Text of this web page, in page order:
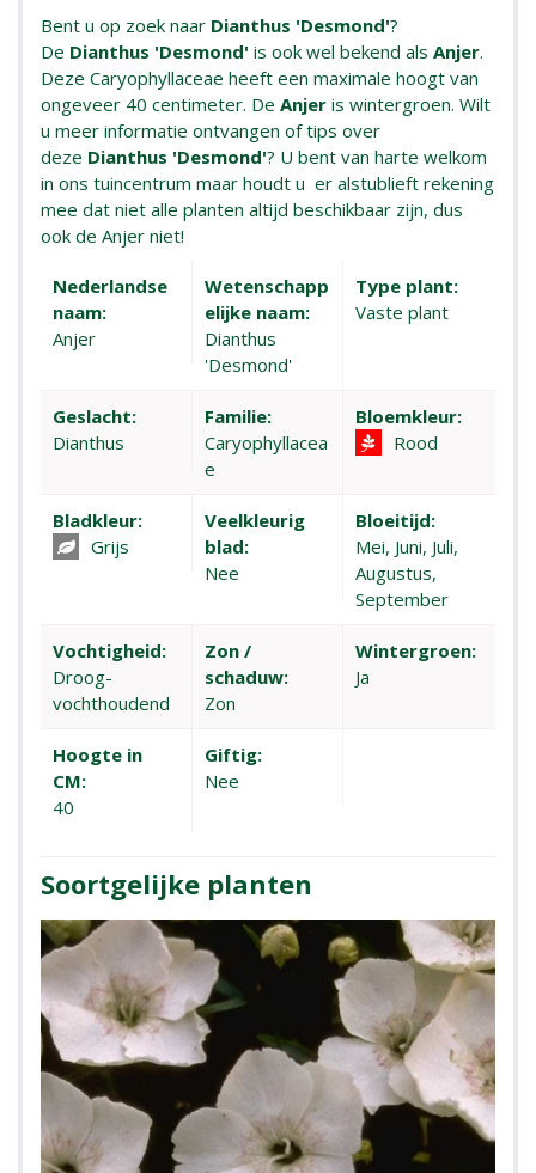
Bent u op zoek naar Dianthus 'Desmond'?
De Dianthus 'Desmond' is ook wel bekend als Anjer.
Deze Caryophyllaceae heeft een maximale hoogt van
ongeveer 40 centimeter. De Anjer is wintergroen. Wilt
u meer informatie ontvangen of tips over
deze Dianthus 'Desmond'? U bent van harte welkom
in ons tuincentrum maar houdt u er alstublieft rekening
mee dat niet alle planten altijd beschikbaar zijn, dus
ook de Anjer niet!
Nederlandse
naam:
Anjer
Wetenschapp
elijke naam:
Dianthus
'Desmond'
Type plant:
Vaste plant
Geslacht:
Dianthus
Familie:
Caryophyllacea
e
Bloemkleur:
Rood
Bladkleur:
Grijs
Veelkleurig
blad:
Nee
Bloeitijd:
Mei, Juni, Juli,
Augustus,
September
Vochtigheid:
Droog-
vochthoudend
Zon /
schaduw:
Zon
Wintergroen:
Ja
Hoogte in
CM:
40
Giftig:
Nee
Soortgelijke planten